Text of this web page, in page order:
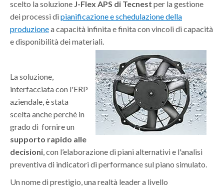
scelto la soluzione J-Flex APS di Tecnest per la gestione
dei processi dipianificazione e schedulazione della
produzionea capacità infinita e finita con vincoli di capacità
e disponibilità dei materiali.
La soluzione,
interfacciata con l'ERP
aziendale, è stata
scelta anche perchè in
grado di fornire un
supporto rapido alle
decisioni, con l’elaborazione di piani alternativi e l'analisi
preventiva di indicatori di performance sul piano simulato.
Un nome di prestigio, una realtà leader a livello